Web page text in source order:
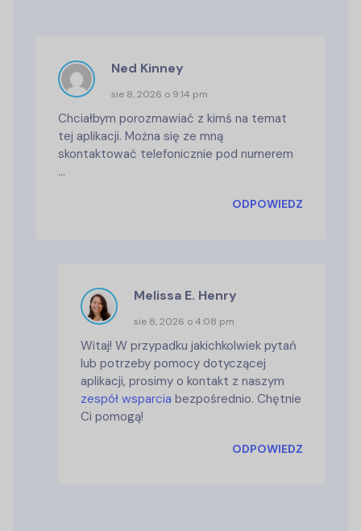
Ned Kinney
sie 8, 2026 o 9:14 pm
Chciałbym porozmawiać z kimś na temat
tej aplikacji. Można się ze mną
skontaktować telefonicznie pod numerem
…
ODPOWIEDZ
Melissa E. Henry
sie 8, 2026 o 4:08 pm
Witaj! W przypadku jakichkolwiek pytań
lub potrzeby pomocy dotyczącej
aplikacji, prosimy o kontakt z naszym
zespół wsparcia bezpośrednio. Chętnie
Ci pomogą!
ODPOWIEDZ